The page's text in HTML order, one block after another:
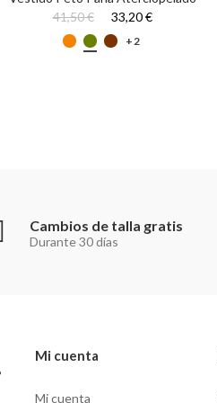
41,50 €
33,20 €
+2
Cambios de talla gratis
Durante 30 días
Mi cuenta
Mi cuenta